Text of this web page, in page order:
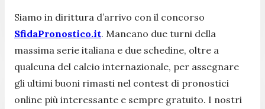
Siamo in dirittura d’arrivo con il concorso
SfidaPronostico.it. Mancano due turni della
massima serie italiana e due schedine, oltre a
qualcuna del calcio internazionale, per assegnare
gli ultimi buoni rimasti nel contest di pronostici
online più interessante e sempre gratuito. I nostri